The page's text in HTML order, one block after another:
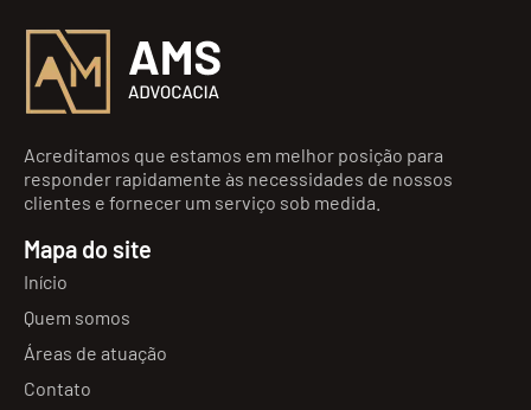
Acreditamos que estamos em melhor posição para
responder rapidamente às necessidades de nossos
clientes e fornecer um serviço sob medida.
Mapa do site
Início
Quem somos
Áreas de atuação
Contato